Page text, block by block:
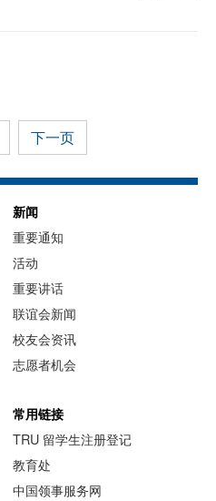
下一页
新闻
重要通知
活动
重要讲话
联谊会新闻
校友会资讯
志愿者机会
常用链接
TRU 留学生注册登记
教育处
中国领事服务网